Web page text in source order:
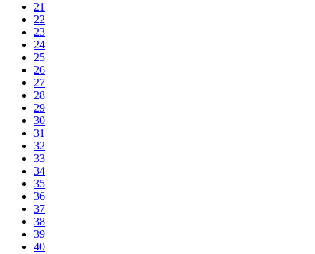
21
22
23
24
25
26
27
28
29
30
31
32
33
34
35
36
37
38
39
40